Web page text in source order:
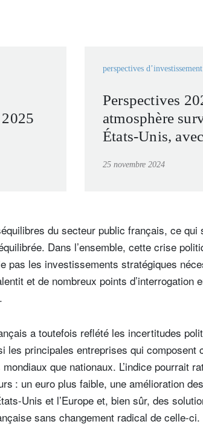
perspectives d’investissement
Perspectives
atmosphère
États-Unis,
Positive pour
25 novembre 2024
du secteur public français, ce
Dans l’ensemble, cette crise
pas les investissements stratégiques
et de nombreux points d’interrogation
a toutefois reflété les incertitudes
les principales entreprises qui composent
que nationaux. L’indice pourrait
: un euro plus faible, une amélioration
Unis et l’Europe et, bien sûr, des
sans changement radical de celle-ci.